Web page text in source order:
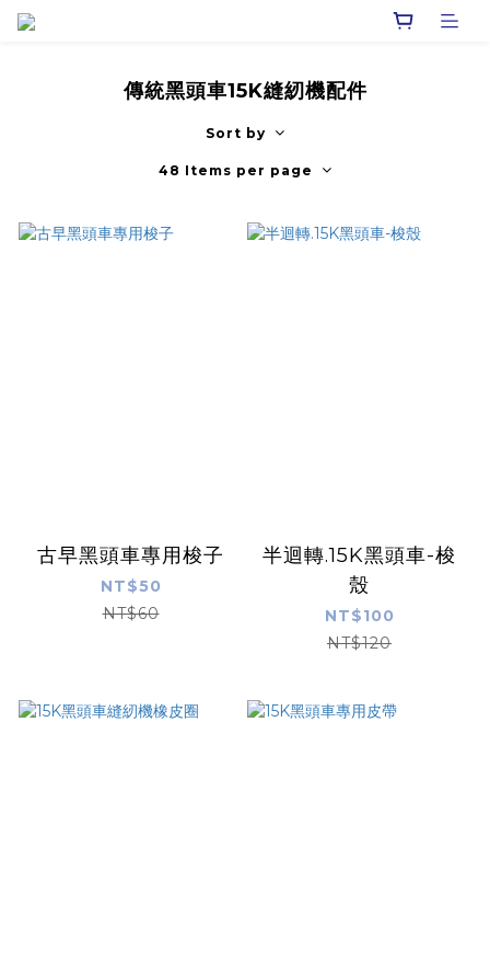
傳統黑頭車15K縫紉機配件
Sort by
48 Items per page
古早黑頭車專用梭子
NT$50
NT$60
半迴轉.15K黑頭車-梭
殼
NT$100
NT$120